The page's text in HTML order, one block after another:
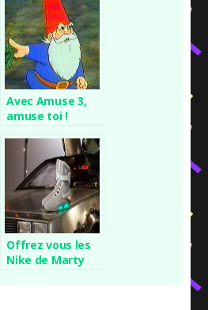
Avec Amuse 3,
amuse toi !
Offrez vous les
Nike de Marty